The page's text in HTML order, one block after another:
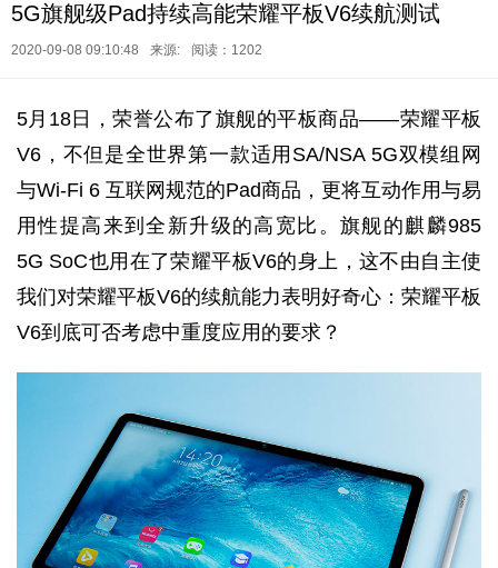
5G旗舰级Pad持续高能荣耀平板V6续航测试
2020-09-08 09:10:48 来源: 阅读：1202
5月18日，荣誉公布了旗舰的平板商品——荣耀平板
V6，不但是全世界第一款适用SA/NSA 5G双模组网
与Wi-Fi 6 互联网规范的Pad商品，更将互动作用与易
用性提高来到全新升级的高宽比。旗舰的麒麟985
5G SoC也用在了荣耀平板V6的身上，这不由自主使
我们对荣耀平板V6的续航能力表明好奇心：荣耀平板
V6到底可否考虑中重度应用的要求？